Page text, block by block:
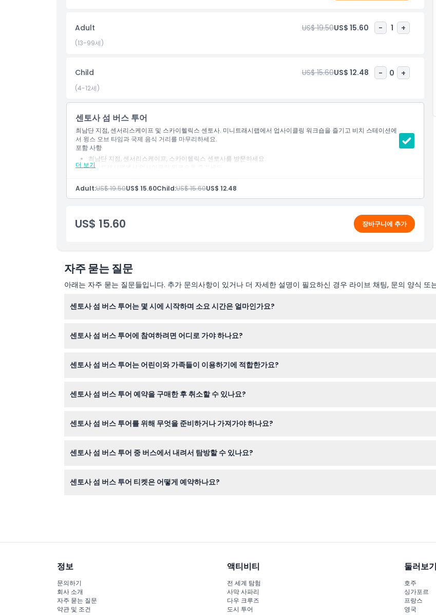
하이라이트
운영 시간
알아야 할 사항
위치
가는 방법
취소 정책
Adult US$ 19.50US$ 15.60 - 1 +
(13-99세)
Child US$ 15.60US$ 12.48 - 0 +
(4-12세)
센토사 섬 버스 투어
최남단 지점, 센서리스케이프 및 스카이헬릭스 센토사. 미니트래시랩에서 업사이클링 워크숍을 즐기고 비치 스테이션에
서 윙스 오브 타임과 국제 음식 거리를 마무리하세요.
더 보기
포함 사항
최남단 지점, 센서리스케이프, 스카이헬릭스 센토사를 방문하세요.
미니트래시랩에서 업사이클링 워크숍을 즐기세요.
Adult:US$ 19.50US$ 15.60Child:US$ 15.60US$ 12.48
US$ 15.60 장바구니에 추가
자주 묻는 질문
아래는 자주 묻는 질문들입니다. 추가 문의사항이 있거나 더 자세한 설명이 필요하신 경우 라이브 채팅, 문의 양식
센토사 섬 버스 투어는 몇 시에 시작하며 소요 시간은 얼마인가요?
센토사 섬 버스 투어에 참여하려면 어디로 가야 하나요?
센토사 섬 버스 투어는 어린이와 가족들이 이용하기에 적합한가요?
센토사 섬 버스 투어 예약을 구매한 후 취소할 수 있나요?
센토사 섬 버스 투어를 위해 무엇을 준비하거나 가져가야 하나요?
센토사 섬 버스 투어 중 버스에서 내려서 탐방할 수 있나요?
센토사 섬 버스 투어 티켓은 어떻게 예약하나요?
정보
문의하기
회사 소개
자주 묻는 질문
약관 및 조건
액티비티
전 세계 탐험
사막 사파리
다우 크루즈
도시 투어
둘러보기
호주
싱가포르
프랑스
영국